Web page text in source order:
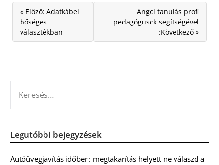
« Előző: Adatkábel
bőséges
választékban
Angol tanulás profi
pedagógusok segítségével
:Következő »
Legutóbbi bejegyzések
Autóüvegjavítás időben: megtakarítás helyett ne válaszd a